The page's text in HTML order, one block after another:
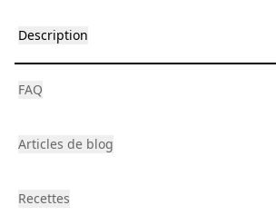
Description
FAQ
Articles de blog
Recettes